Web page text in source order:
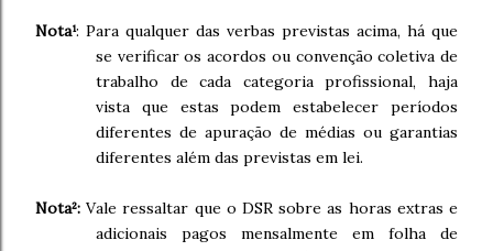
Nota¹: Para qualquer das verbas previstas acima, há que
se verificar os acordos ou convenção coletiva de
trabalho de cada categoria profissional, haja
vista que estas podem estabelecer períodos
diferentes de apuração de médias ou garantias
diferentes além das previstas em lei.
Nota²: Vale ressaltar que o DSR sobre as horas extras e
adicionais pagos mensalmente em folha de